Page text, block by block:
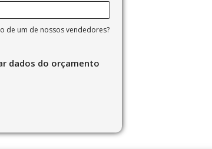
de um de nossos vendedores?
dados do orçamento